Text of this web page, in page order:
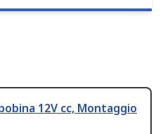
12V cc, Montaggio